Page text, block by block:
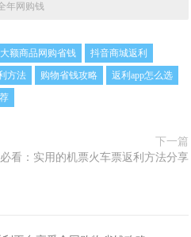
年网购钱
大额商品网购省钱
抖音商城返利
方法 购物省钱攻略
返利app怎么选
下一篇
看：实用的机票火车票返利方法分享